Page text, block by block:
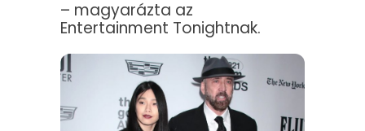
– magyarázta az
Entertainment Tonightnak.